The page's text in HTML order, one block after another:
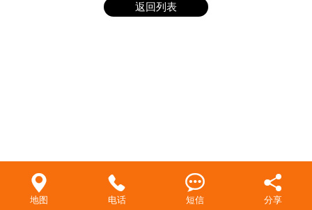
返回列表

地图

电话

短信

分享